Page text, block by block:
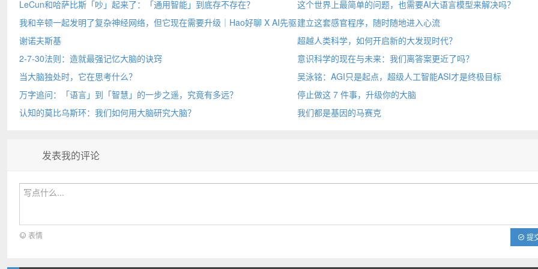
LeCun和哈萨比斯「吵」起来了：「通用智能」到底存不存在？
这个世界上最简单的问题，也需要AI大语言模型来解决吗？
我和辛顿一起发明了复杂神经网络，但它现在需要升级｜Hao好聊 X AI先驱
谢诺夫斯基
建立这套感官程序，随时随地进入心流
超越人类科学，如何开启新的大发现时代？
2-7-30法则：造就最强记忆大脑的诀窍
意识科学的现在与未来：我们离答案更近了吗？
当大脑独处时，它在思考什么？
吴泳铭：AGI只是起点，超级人工智能ASI才是终极目标
万字追问：「语言」到「智慧」的一步之遥，究竟有多远？
停止做这 7 件事，升级你的大脑
认知的莫比乌斯环：我们如何用大脑研究大脑？
我们都是基因的马赛克
发表我的评论
提
表情